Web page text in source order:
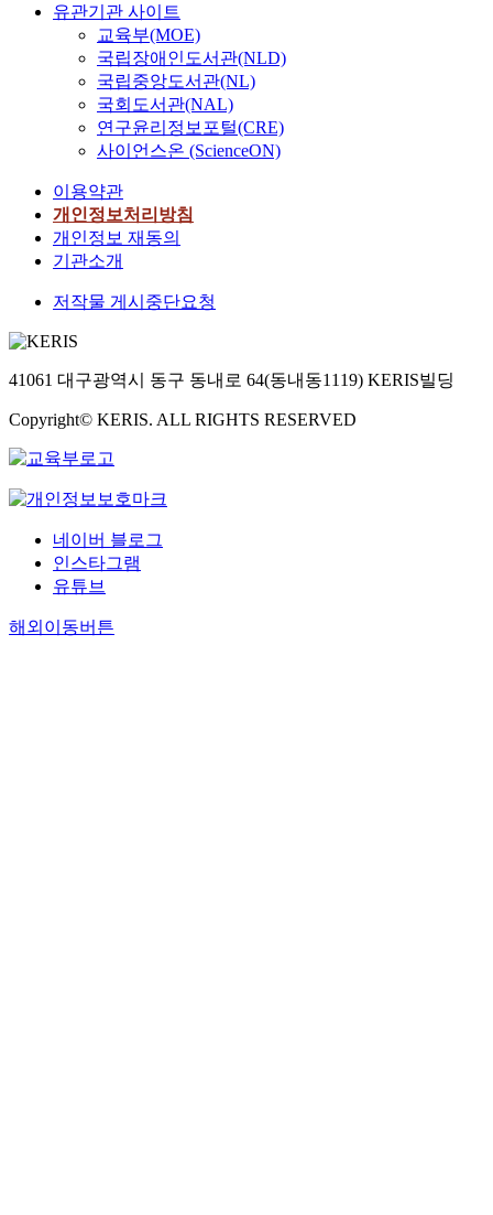
유관기관 사이트
교육부(MOE)
국립장애인도서관(NLD)
국립중앙도서관(NL)
국회도서관(NAL)
연구윤리정보포털(CRE)
사이언스온 (ScienceON)
이용약관
개인정보처리방침
개인정보 재동의
기관소개
저작물 게시중단요청
41061 대구광역시 동구 동내로 64(동내동1119) KERIS빌딩
Copyright© KERIS. ALL RIGHTS RESERVED
네이버 블로그
인스타그램
유튜브
해외이동버튼